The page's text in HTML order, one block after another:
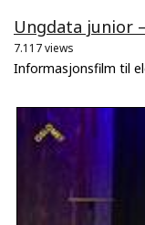
Ungdata junior
7.117 views
Informasjonsfilm til